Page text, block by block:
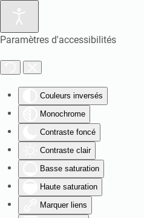
Paramètres d'accessibilités
Couleurs inversés
Monochrome
Contraste foncé
Contraste clair
Basse saturation
Haute saturation
Marquer liens